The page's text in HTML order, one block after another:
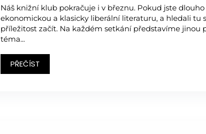
Náš knižní klub pokračuje i v březnu. Pokud jste
ekonomickou a klasicky liberální literaturu, a hledali tu
příležitost začít. Na každém setkání představíme jinou
téma...
PŘEČÍST